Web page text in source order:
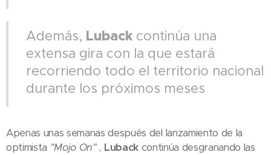
Además, Luback continúa una
extensa gira con la que estará
recorriendo todo el territorio nacional
durante los próximos meses
Apenas unas semanas después del lanzamiento de la
optimista "Mojo On", Lubackcontinúa desgranando las